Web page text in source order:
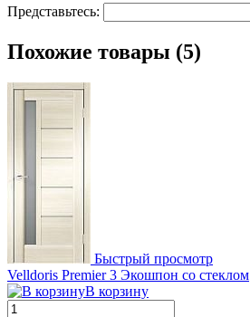
Представьтесь:
Похожие товары (5)
Быстрый просмотр
Velldoris Premier 3 Экошпон со стеклом
В корзину